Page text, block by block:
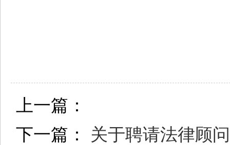
上一篇：
下一篇：
关于聘请法律顾